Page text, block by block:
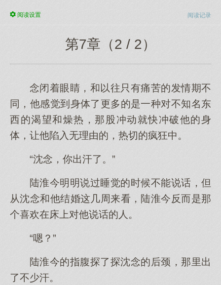
阅读记录
阅读设置
第7章（2 / 2）
念闭着眼睛，和以往只有痛苦的发情期不
同，他感觉到身体了更多的是一种对不知名东
西的渴望和燥热，那股冲动就快冲破他的身
体，让他陷入无理由的，热切的疯狂中。
“沈念，你出汗了。”
陆淮今明明说过睡觉的时候不能说话，但
从沈念和他结婚这几周来看，陆淮今反而是那
个喜欢在床上对他说话的人。
“嗯？”
陆淮今的指腹探了探沈念的后颈，那里出
了不少汗。